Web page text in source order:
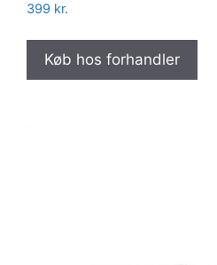
399 kr.
Køb hos forhandler